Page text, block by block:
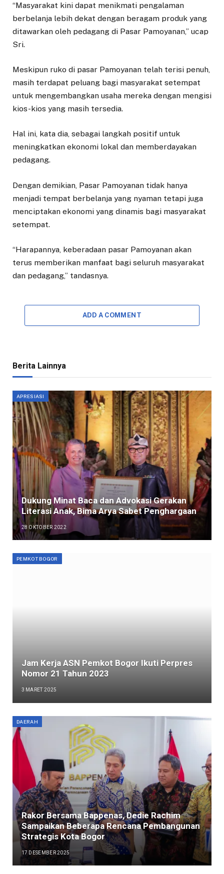
“Masyarakat kini dapat menikmati pengalaman
berbelanja lebih dekat dengan beragam produk yang
ditawarkan oleh pedagang di Pasar Pamoyanan,” ucap
Sri.
Meskipun ruko di pasar Pamoyanan telah terisi penuh,
masih terdapat peluang bagi masyarakat setempat
untuk mengembangkan usaha mereka dengan mengisi
kios-kios yang masih tersedia.
Hal ini, kata dia, sebagai langkah positif untuk
meningkatkan ekonomi lokal dan memberdayakan
pedagang.
Dengan demikian, Pasar Pamoyanan tidak hanya
menjadi tempat berbelanja yang nyaman tetapi juga
menciptakan ekonomi yang dinamis bagi masyarakat
setempat.
“Harapannya, keberadaan pasar Pamoyanan akan
terus memberikan manfaat bagi seluruh masyarakat
dan pedagang,” tandasnya.
ADD A COMMENT
Berita Lainnya
APRESIASI
Dukung Minat Baca dan Advokasi Gerakan
Literasi Anak, Bima Arya Sabet Penghargaan
28 OKTOBER 2022
PEMKOT BOGOR
Jam Kerja ASN Pemkot Bogor Ikuti Perpres
Nomor 21 Tahun 2023
3 MARET 2025
DAERAH
Rakor Bersama Bappenas, Dedie Rachim
Sampaikan Beberapa Rencana Pembangunan
Strategis Kota Bogor
17 DESEMBER 2025